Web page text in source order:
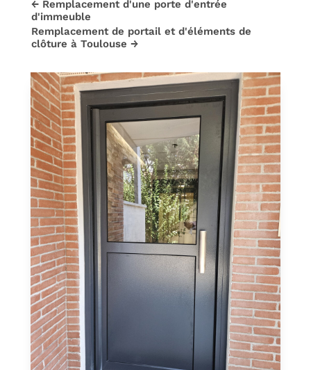
← Remplacement d'une porte d'entrée
d'immeuble
Remplacement de portail et d'éléments de
clôture à Toulouse →